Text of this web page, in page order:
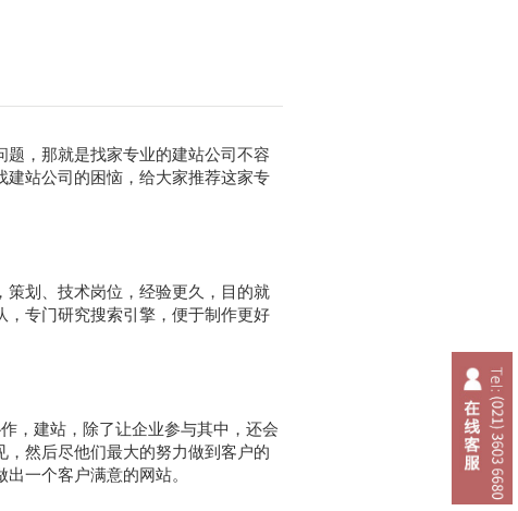
，那就是找家专业的建站公司不容
站公司的困恼，给大家推荐这家专
划、技术岗位，经验更久，目的就
，专门研究搜索引擎，便于制作更好
，建站，除了让企业参与其中，还会
然后尽他们最大的努力做到客户的
一个客户满意的网站。